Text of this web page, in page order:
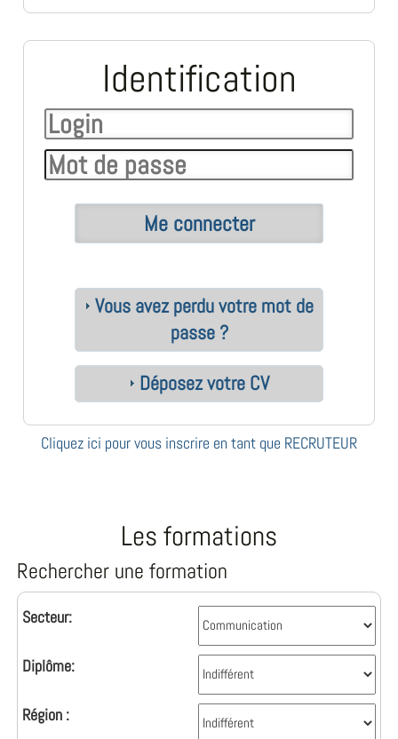
Identification
Vous avez perdu votre mot de
passe ?
Déposez votre CV
Cliquez ici pour vous inscrire en tant que RECRUTEUR
Les formations
Rechercher une formation
Secteur:
Diplôme:
Région :